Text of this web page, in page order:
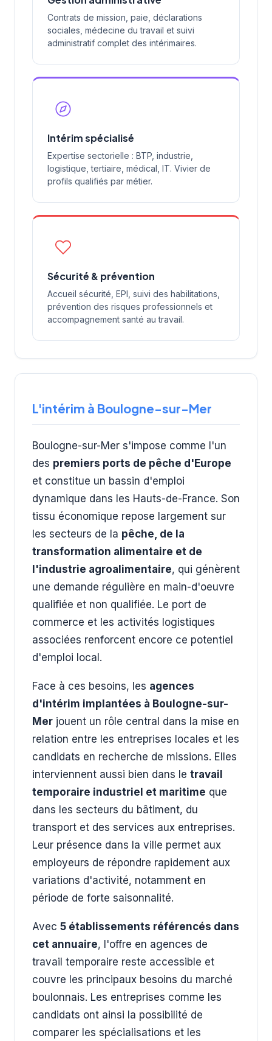
Contrats de mission, paie, déclarations
sociales, médecine du travail et suivi
administratif complet des intérimaires.
Intérim spécialisé
Expertise sectorielle : BTP, industrie,
logistique, tertiaire, médical, IT. Vivier de
profils qualifiés par métier.
Sécurité & prévention
Accueil sécurité, EPI, suivi des habilitations,
prévention des risques professionnels et
accompagnement santé au travail.
L'intérim à Boulogne-sur-Mer
Boulogne-sur-Mer s'impose comme l'un
des premiers ports de pêche d'Europe
et constitue un bassin d'emploi
dynamique dans les Hauts-de-France. Son
tissu économique repose largement sur
les secteurs de la pêche, de la
transformation alimentaire et de
l'industrie agroalimentaire, qui génèrent
une demande régulière en main-d'oeuvre
qualifiée et non qualifiée. Le port de
commerce et les activités logistiques
associées renforcent encore ce potentiel
d'emploi local.
Face à ces besoins, les agences
d'intérim implantées à Boulogne-sur-
Mer jouent un rôle central dans la mise en
relation entre les entreprises locales et les
candidats en recherche de missions. Elles
interviennent aussi bien dans le travail
temporaire industriel et maritime que
dans les secteurs du bâtiment, du
transport et des services aux entreprises.
Leur présence dans la ville permet aux
employeurs de répondre rapidement aux
variations d'activité, notamment en
période de forte saisonnalité.
Avec 5 établissements référencés dans
cet annuaire, l'offre en agences de
travail temporaire reste accessible et
couvre les principaux besoins du marché
boulonnais. Les entreprises comme les
candidats ont ainsi la possibilité de
comparer les spécialisations et les